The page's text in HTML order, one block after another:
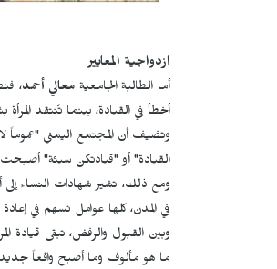
ازدواجية المعايير
أما الطالبة الجامعية معالي أحمد،
أخطأ في القيادة، بينما تُنتقد
وتضيف أن المجتمع اليمني "عموماً
القيادة" أو "قيادتكن سيئة"
ومع ذلك، تشير شهادات النساء إلى
في المدن، كلها عوامل تسهم في
وبين القبول والرفض، تبقى قيادة
ما هو مألوف وما أصبح واقعاً